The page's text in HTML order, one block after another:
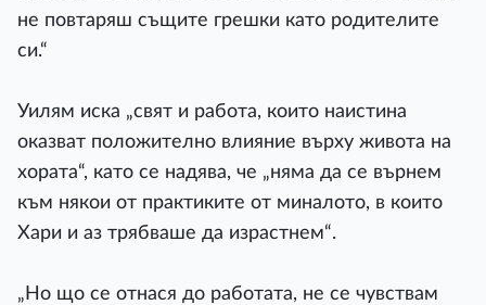
не повтаряш същите грешки като родителите
си.“
Уилям иска „свят и работа, които наистина
оказват положително влияние върху живота на
хората“, като се надява, че „няма да се върнем
към някои от практиките от миналото, в които
Хари и аз трябваше да израстнем“.
„Но що се отнася до работата, не се чувствам